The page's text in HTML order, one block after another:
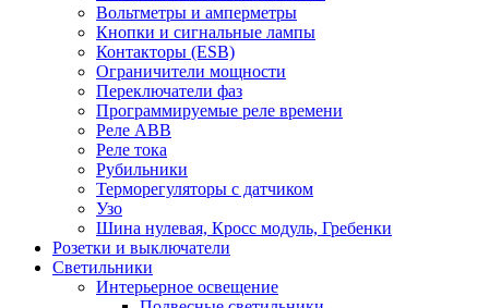
Вольтметры и амперметры
Кнопки и сигнальные лампы
Контакторы (ESB)
Ограничители мощности
Переключатели фаз
Программируемые реле времени
Реле ABB
Реле тока
Рубильники
Терморегуляторы с датчиком
Узо
Шина нулевая, Кросс модуль, Гребенки
Розетки и выключатели
Светильники
Интерьерное освещение